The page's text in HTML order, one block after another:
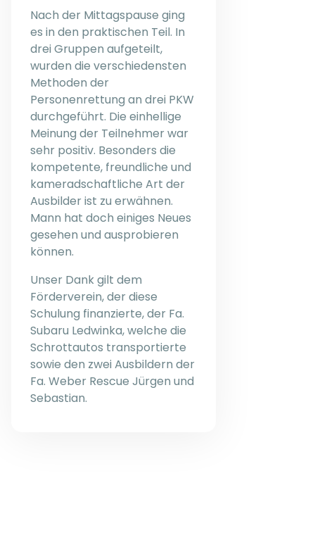
Nach der Mittagspause ging
es in den praktischen Teil. In
drei Gruppen aufgeteilt,
wurden die verschiedensten
Methoden der
Personenrettung an drei PKW
durchgeführt. Die einhellige
Meinung der Teilnehmer war
sehr positiv. Besonders die
kompetente, freundliche und
kameradschaftliche Art der
Ausbilder ist zu erwähnen.
Mann hat doch einiges Neues
gesehen und ausprobieren
können.
Unser Dank gilt dem
Förderverein, der diese
Schulung finanzierte, der Fa.
Subaru Ledwinka, welche die
Schrottautos transportierte
sowie den zwei Ausbildern der
Fa. Weber Rescue Jürgen und
Sebastian.